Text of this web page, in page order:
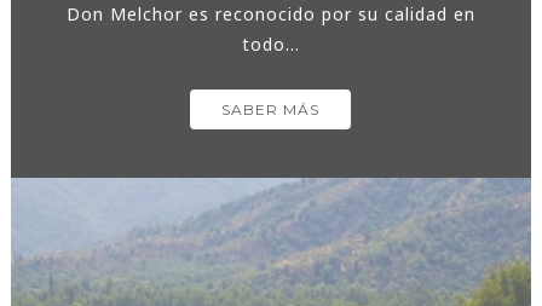
Don Melchor es reconocido por su calidad en
todo...
SABER MÁS